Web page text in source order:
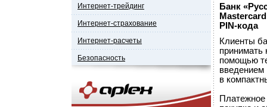
Интернет-трейдинг
Интернет-страхование
Интернет-расчеты
Безопасность
Банк
PIN-кода
Клиенты
принимать
помощью
в
Платежное